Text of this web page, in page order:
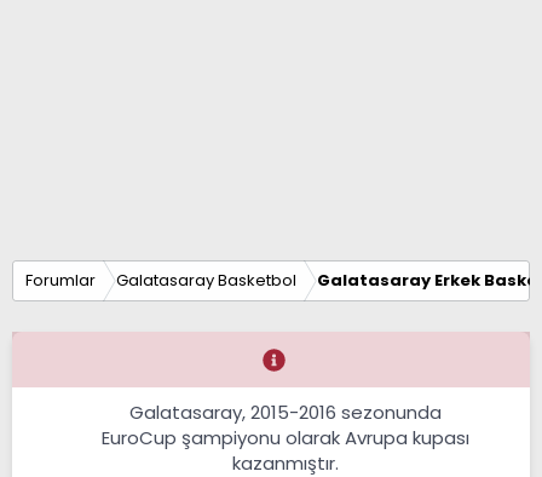
Forumlar Galatasaray Basketbol Galatasaray Erkek
Galatasaray, 2015-2016 sezonunda
EuroCup şampiyonu olarak Avrupa kupası
kazanmıştır.